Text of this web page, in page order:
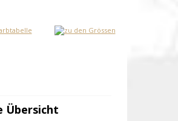
Übersicht